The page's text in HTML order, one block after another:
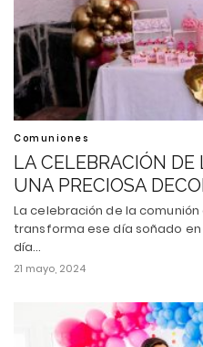
Comuniones
LA CELEBRACIÓN
UNA PRECIOSA
La celebración de la
transforma ese día soñado en
día…
21 mayo, 2024